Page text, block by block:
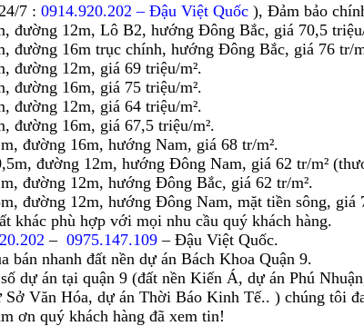
7 : 0914.920.202 – Đậu Việt Quốc ), Đảm bảo
đường 12m, Lô B2, hướng Đông Bắc, giá 70,5
đường 16m trục chính, hướng Đông Bắc, giá 76 tr/
đường 12m, giá 69 triệu/m².
đường 16m, giá 75 triệu/m².
đường 12m, giá 64 triệu/m².
đường 16m, giá 67,5 triệu/m².
đường 16m, hướng Nam, giá 68 tr/m².
đường 12m, hướng Đông Nam, giá 62 tr/m²
đường 12m, hướng Đông Bắc, giá 62 tr/m².
đường 12m, hướng Đông Nam, mặt tiền sông, giá
khác phù hợp với mọi nhu cầu quý khách hàng.
– 0975.147.109 – Đậu Việt Quốc.
bán nhanh đất nền dự án Bách Khoa Quận 9.
dự án tại quận 9 (đất nền Kiến Á, dự án Phú
Văn Hóa, dự án Thời Báo Kinh Tế.. ) chúng tôi
ơn quý khách hàng đã xem tin!